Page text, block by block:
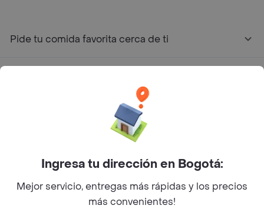
Pide tu comida favorita cerca de ti
Facebook
Twitter
Instagram
Ingresa tu dirección en Bogotá:
Mejor servicio, entregas más rápidas y los precios
más convenientes!